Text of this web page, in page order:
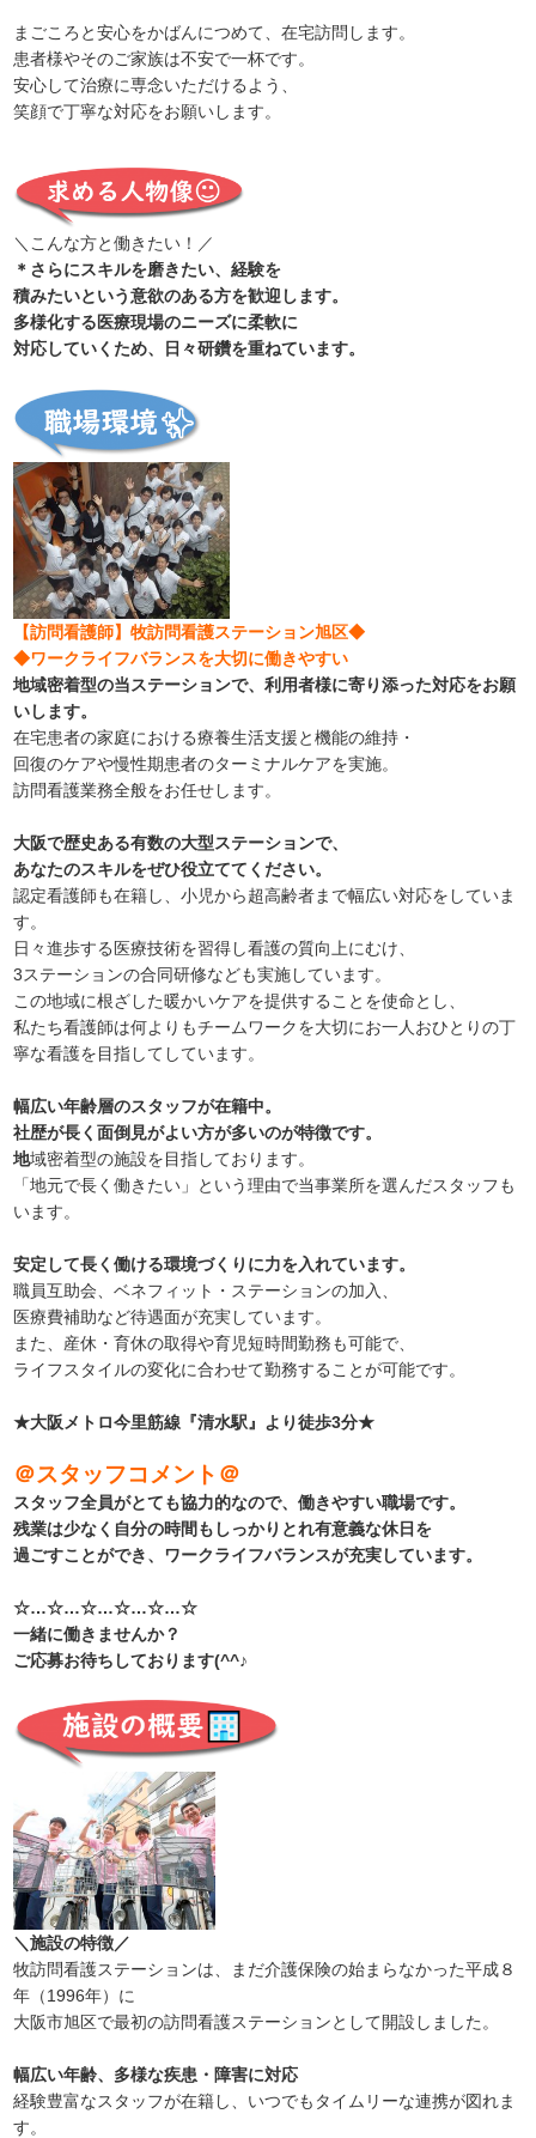
まごころと安心をかばんにつめて、在宅訪問します。
患者様やそのご家族は不安で一杯です。
安心して治療に専念いただけるよう、
笑顔で丁寧な対応をお願いします。
＼こんな方と働きたい！／
＊さらにスキルを磨きたい、経験を
積みたいという意欲のある方を歓迎します。
多様化する医療現場のニーズに柔軟に
対応していくため、日々研鑽を重ねています。
【訪問看護師】牧訪問看護ステーション旭区◆
◆ワークライフバランスを大切に働きやすい
地域密着型の当ステーションで、利用者様に寄り添った対応をお願
いします。
在宅患者の家庭における療養生活支援と機能の維持・
回復のケアや慢性期患者のターミナルケアを実施。
訪問看護業務全般をお任せします。
大阪で歴史ある有数の大型ステーションで、
あなたのスキルをぜひ役立ててください。
認定看護師も在籍し、小児から超高齢者まで幅広い対応をしていま
す。
日々進歩する医療技術を習得し看護の質向上にむけ、
3ステーションの合同研修なども実施しています。
この地域に根ざした暖かいケアを提供することを使命とし、
私たち看護師は何よりもチームワークを大切にお一人おひとりの丁
寧な看護を目指してしています。
幅広い年齢層のスタッフが在籍中。
社歴が長く面倒見がよい方が多いのが特徴です。
地域密着型の施設を目指しております。
「地元で長く働きたい」という理由で当事業所を選んだスタッフも
います。
安定して長く働ける環境づくりに力を入れています。
職員互助会、ベネフィット・ステーションの加入、
医療費補助など待遇面が充実しています。
また、産休・育休の取得や育児短時間勤務も可能で、
ライフスタイルの変化に合わせて勤務することが可能です。
★大阪メトロ今里筋線『清水駅』より徒歩3分★
＠スタッフコメント＠
スタッフ全員がとても協力的なので、働きやすい職場です。
残業は少なく自分の時間もしっかりとれ有意義な休日を
過ごすことができ、ワークライフバランスが充実しています。
☆…☆…☆…☆…☆…☆
一緒に働きませんか？
ご応募お待ちしております(^^♪
＼施設の特徴／
牧訪問看護ステーションは、まだ介護保険の始まらなかった平成８
年（1996年）に
大阪市旭区で最初の訪問看護ステーションとして開設しました。
幅広い年齢、多様な疾患・障害に対応
経験豊富なスタッフが在籍し、いつでもタイムリーな連携が図れま
す。